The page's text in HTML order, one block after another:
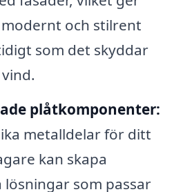
och stilrent
som det skyddar
plåtkomponenter:
metalldelar för ditt
kan skapa
som passar